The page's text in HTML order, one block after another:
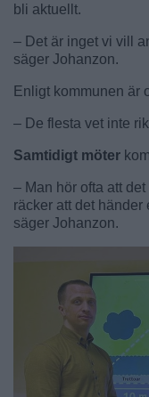
bli aktuellt.
– Det är inget vi vill
säger Johanzon.
Enligt kommunen är
– De flesta vet inte
Samtidigt möter
– Man hör ofta att
räcker att det händer
säger Johanzon.